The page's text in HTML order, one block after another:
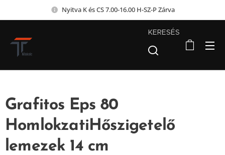
Nyitva K és CS 7.00-16.00 H-SZ-P Zárva
KERESÉS
Grafitos Eps 80
HomlokzatiHőszigetelő
lemezek 14 cm